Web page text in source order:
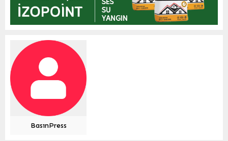
BasınPress